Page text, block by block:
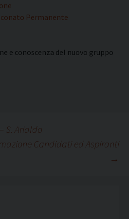
Permanente
e conoscenza del nuovo gruppo
S. Arialdo
Candidati ed Aspiranti
→